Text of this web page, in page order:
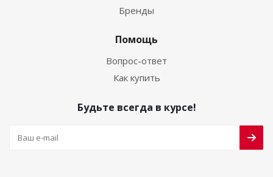
Бренды
Помощь
Вопрос-ответ
Как купить
Будьте всегда в курсе!